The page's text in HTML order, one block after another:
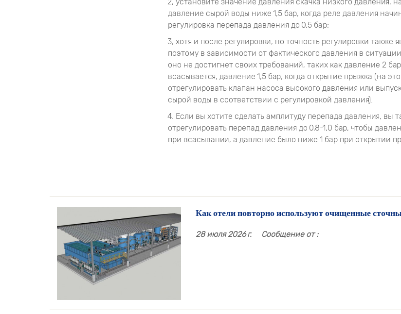
2, установите значение давления скачка низкого давления,
давление сырой воды ниже 1,5 бар, когда реле давления
регулировка перепада давления до 0,5 бар;
3, хотя и после регулировки, но точность регулировки также
поэтому в зависимости от фактического давления в
оно не достигнет своих требований, таких как давление 2
всасывается, давление 1,5 бар, когда открытие прыжка (на
отрегулировать клапан насоса высокого давления или
сырой воды в соответствии с регулировкой давления).
4. Если вы хотите сделать амплитуду перепада давления, вы
отрегулировать перепад давления до 0,8-1,0 бар, чтобы
при всасывании, а давление было ниже 1 бар при открытии
Как отели повторно используют очищенные
28 июля 2026 г. Сообщение от :